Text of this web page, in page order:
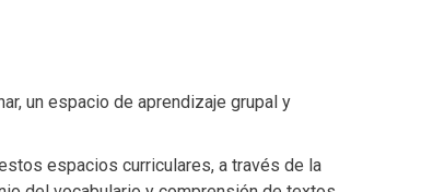
un espacio de aprendizaje grupal y
espacios curriculares, a través de la